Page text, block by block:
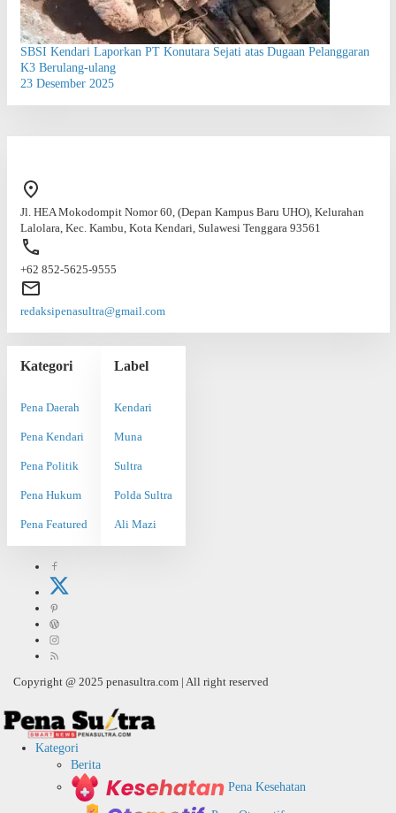
SBSI Kendari Laporkan PT Konutara Sejati atas Dugaan Pelanggaran
K3 Berulang-ulang
23 Desember 2025
Jl. HEA Mokodompit Nomor 60, (Depan Kampus Baru UHO), Kelurahan
Lalolara, Kec. Kambu, Kota Kendari, Sulawesi Tenggara 93561
+62 852-5625-9555
redaksipenasultra@gmail.com
Kategori
Pena Daerah
Pena Kendari
Pena Politik
Pena Hukum
Pena Featured
Label
Kendari
Muna
Sultra
Polda Sultra
Ali Mazi
Copyright @ 2025 penasultra.com | All right reserved
Kategori
Berita
Pena Kesehatan